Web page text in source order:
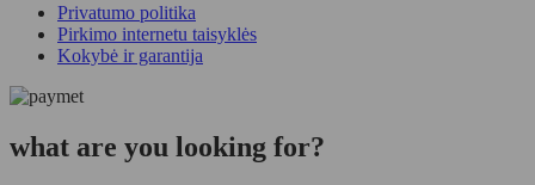
Privatumo politika
Pirkimo internetu taisyklės
Kokybė ir garantija
what are you looking for?